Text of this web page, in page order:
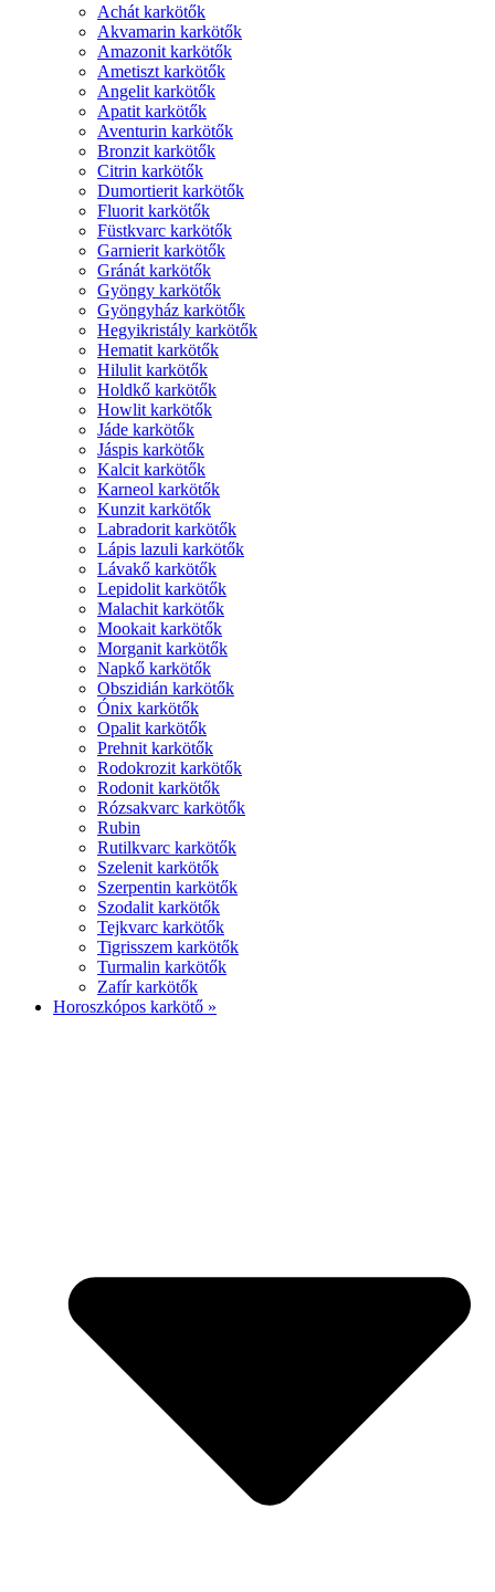
Achát karkötők
Akvamarin karkötők
Amazonit karkötők
Ametiszt karkötők
Angelit karkötők
Apatit karkötők
Aventurin karkötők
Bronzit karkötők
Citrin karkötők
Dumortierit karkötők
Fluorit karkötők
Füstkvarc karkötők
Garnierit karkötők
Gránát karkötők
Gyöngy karkötők
Gyöngyház karkötők
Hegyikristály karkötők
Hematit karkötők
Hilulit karkötők
Holdkő karkötők
Howlit karkötők
Jáde karkötők
Jáspis karkötők
Kalcit karkötők
Karneol karkötők
Kunzit karkötők
Labradorit karkötők
Lápis lazuli karkötők
Lávakő karkötők
Lepidolit karkötők
Malachit karkötők
Mookait karkötők
Morganit karkötők
Napkő karkötők
Obszidián karkötők
Ónix karkötők
Opalit karkötők
Prehnit karkötők
Rodokrozit karkötők
Rodonit karkötők
Rózsakvarc karkötők
Rubin
Rutilkvarc karkötők
Szelenit karkötők
Szerpentin karkötők
Szodalit karkötők
Tejkvarc karkötők
Tigrisszem karkötők
Turmalin karkötők
Zafír karkötők
Horoszkópos karkötő »